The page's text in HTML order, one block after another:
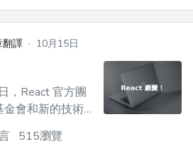
平衡是否真的存
內疚。貼紙依然
多年來一直在竊
」和「記憶疲
翻譯 · 10月15日
金會和新的技術
515瀏覽